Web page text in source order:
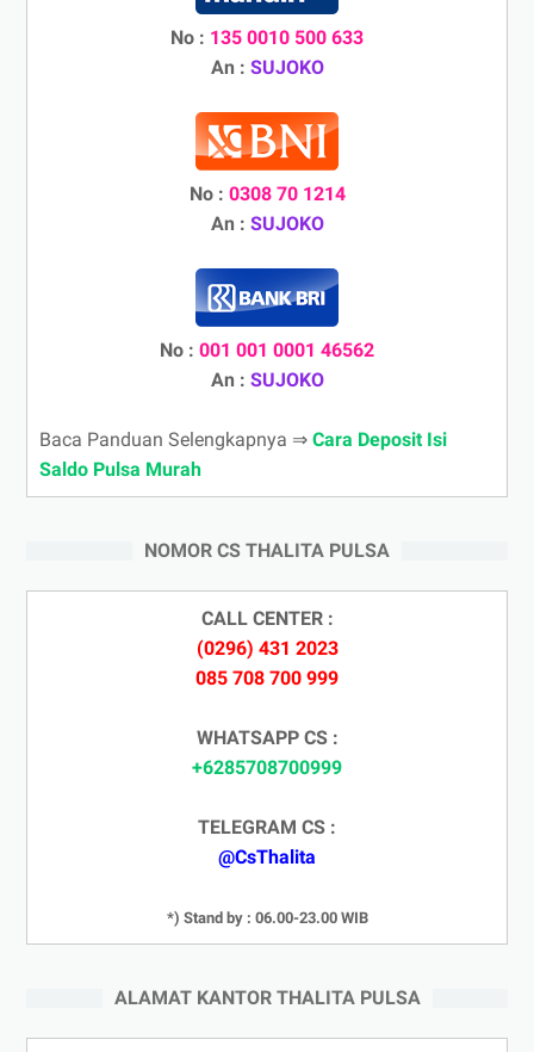
No : 135 0010 500 633
An : SUJOKO
No : 0308 70 1214
An : SUJOKO
No : 001 001 0001 46562
An : SUJOKO
Baca Panduan Selengkapnya ⇒ Cara Deposit Isi
Saldo Pulsa Murah
NOMOR CS THALITA PULSA
CALL CENTER :
(0296) 431 2023
085 708 700 999
WHATSAPP CS :
+6285708700999
TELEGRAM CS :
@CsThalita
*) Stand by : 06.00-23.00 WIB
ALAMAT KANTOR THALITA PULSA